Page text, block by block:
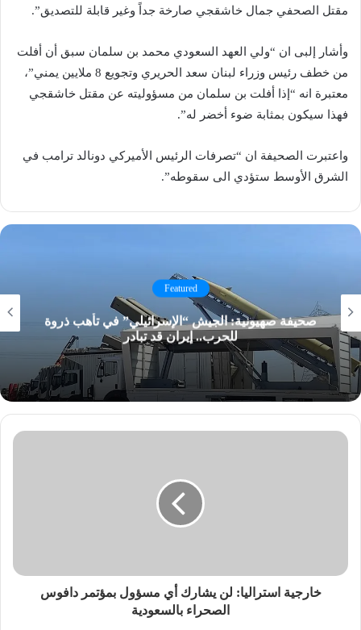
مقتل الصحفي جمال خاشقجي صارخة جداً وغير قابلة للتصديق”.
وأشار إلبى ان “ولي العهد السعودي محمد بن سلمان سبق أن أفلت
من خطف رئيس وزراء لبنان ​سعد الحريري​ وتجويع 8 ملايين يمني”،
معتبرة انه “إذا أفلت بن سلمان من مسؤوليته عن مقتل خاشقجي
فهذا سيكون بمثابة ضوء أخضر له”.
واعتبرت الصحيفة ان “تصرفات الرئيس الأميركي دونالد ترامب في
الشرق الأوسط ستؤدي الى سقوطه”.
Featured
صحيفة صهيونية: الجيش “الإسرائيلي” في تأهب ذروة
للحرب.. إيران قد تبادر
خارجية استراليا: لن يشارك أي مسؤول بمؤتمر دافوس
الصحراء بالسعودية